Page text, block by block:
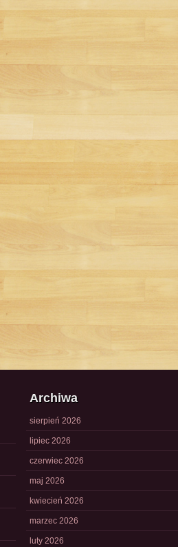
Archiwa
sierpień 2026
lipiec 2026
czerwiec 2026
maj 2026
kwiecień 2026
marzec 2026
luty 2026